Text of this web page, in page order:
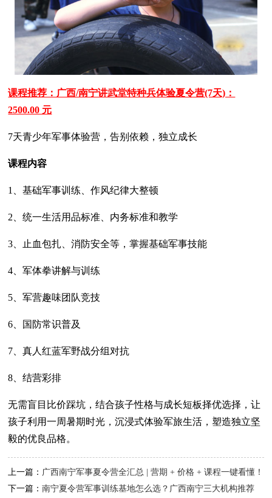
课程推荐：广西/南宁讲武堂特种兵体验夏令营(7天)：
2500.00 元
7天青少年军事体验营，告别依赖，独立成长
课程内容
1、基础军事训练、作风纪律大整顿
2、统一生活用品标准、内务标准和教学
3、止血包扎、消防安全等，掌握基础军事技能
4、军体拳讲解与训练
5、军营趣味团队竞技
6、国防常识普及
7、真人红蓝军野战分组对抗
8、结营彩排
无需盲目比价踩坑，结合孩子性格与成长短板择优选择，让
孩子利用一周暑期时光，沉浸式体验军旅生活，塑造独立坚
毅的优良品格。
上一篇： 广西南宁军事夏令营全汇总 | 营期 + 价格 + 课程一键看懂！
下一篇：南宁夏令营军事训练基地怎么选？广西南宁三大机构推荐